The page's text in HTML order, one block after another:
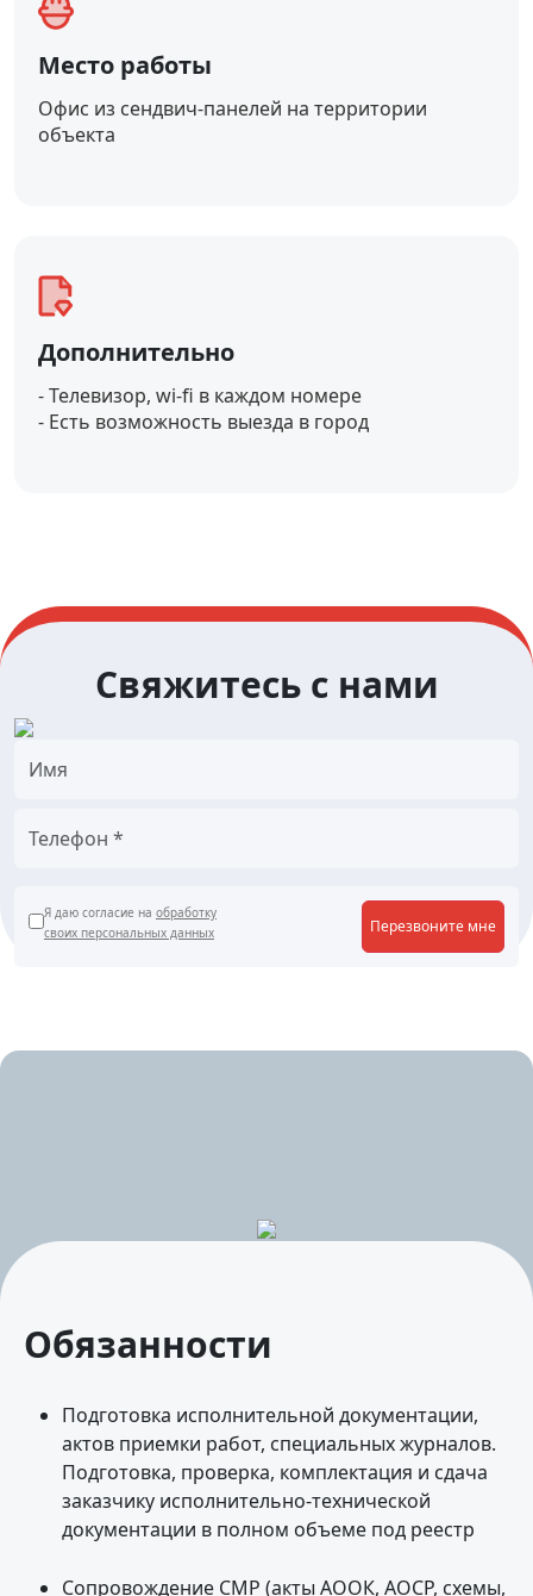
Место работы
Офис из сендвич-панелей на территории
объекта
Дополнительно
- Телевизор, wi-fi в каждом номере
- Есть возможность выезда в город
Свяжитесь с нами
Я даю согласие на обработку
своих персональных данных
Перезвоните мне
Обязанности
Подготовка исполнительной документации,
актов приемки работ, специальных журналов.
Подготовка, проверка, комплектация и сдача
заказчику исполнительно-технической
документации в полном объеме под реестр
Сопровождение СМР (акты АООК, АОСР, схемы,